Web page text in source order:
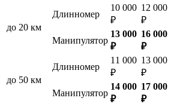
до 20 км
Длинномер
10 000
₽
12 000
₽
Манипулятор
13 000
₽
16 000
₽
до 50 км
Длинномер
11 000
₽
13 000
₽
Манипулятор
14 000
₽
17 000
₽